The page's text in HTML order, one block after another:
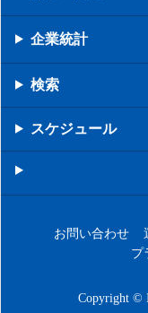
企業統計
検索
スケジュール
お問い合わせ
プ
Copyright ©